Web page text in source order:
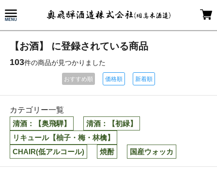
【お酒】 に登録されている商品
103件の商品が見つかりました
おすすめ順 価格順 新着順
カテゴリー一覧
清酒：【奥飛騨】
清酒：【初緑】
リキュール【柚子・梅・林檎】
CHAIR(低アルコール)
焼酎 国産ウォッカ